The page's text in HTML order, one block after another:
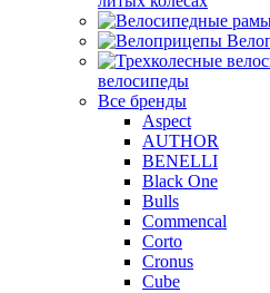
велосипеды
Все бренды
Aspect
AUTHOR
BENELLI
Black One
Bulls
Commencal
Corto
Cronus
Cube